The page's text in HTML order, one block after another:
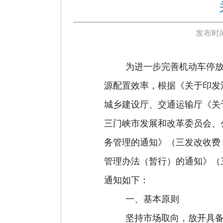
发布时
为进一步完善机动车停
源配置效率，根据《关于印
城乡建设厅、交通运输厅《关
三门峡市发展和改革委员会
务管理的通知》
（三发改收费
管理办法（暂行）的通知》
通知如下：
一、 基本原则
坚持市场取向，放开具